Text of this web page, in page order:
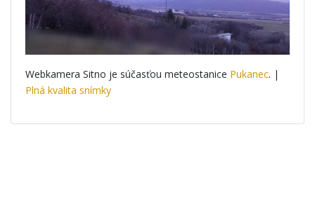
Webkamera Sitno je súčasťou meteostanice Pukanec. |
Plná kvalita snímky